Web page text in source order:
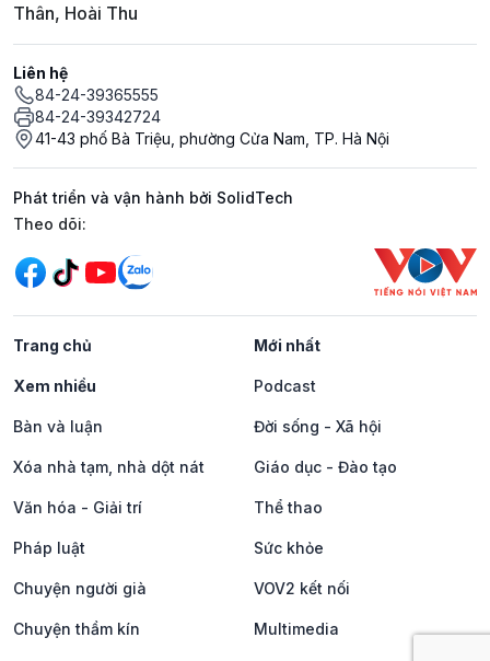
Thân, Hoài Thu
Liên hệ
84-24-39365555
84-24-39342724
41-43 phố Bà Triệu, phường Cửa Nam, TP. Hà Nội
Phát triển và vận hành bởi SolidTech
Mạng xã hội
Theo dõi:
Trang chủ Mới nhất
Xem nhiều Podcast
Bàn và luận Đời sống - Xã hội
Xóa nhà tạm, nhà dột nát Giáo dục - Đào tạo
Văn hóa - Giải trí Thể thao
Pháp luật Sức khỏe
Chuyện người già VOV2 kết nối
Chuyện thầm kín Multimedia